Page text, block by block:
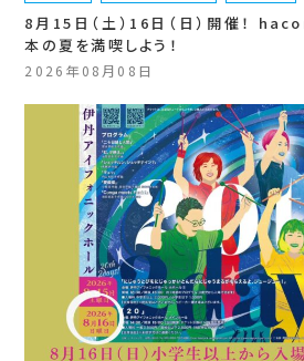
8月15日（土）16日（日）開催！
本の夏を満喫しよう！
2026年08月08日